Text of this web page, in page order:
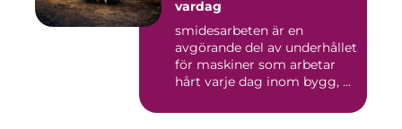
vardag
smidesarbeten är en
avgörande del av underhållet
för maskiner som arbetar
hårt varje dag inom bygg, ...